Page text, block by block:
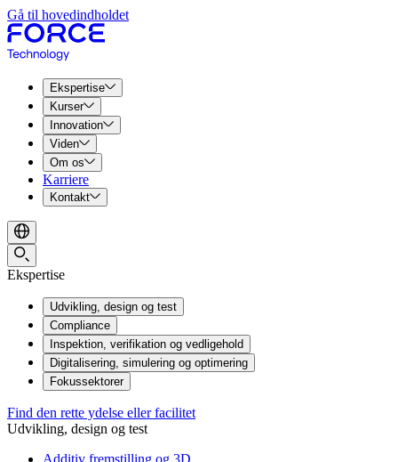
Gå til hovedindholdet
Ekspertise
Kurser
Innovation
Viden
Om os
Karriere
Kontakt
Ekspertise
Udvikling, design og test
Compliance
Inspektion, verifikation og vedligehold
Digitalisering, simulering og optimering
Fokussektorer
Find den rette ydelse eller facilitet
Udvikling, design og test